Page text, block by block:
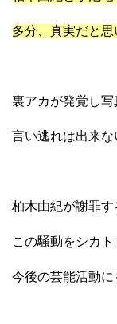
多分、真実だと思
裏アカが発覚し
言い逃れは出来
柏木由紀が謝罪す
この騒動をシカ
今後の芸能活動